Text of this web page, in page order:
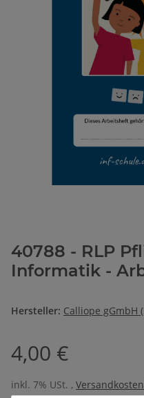
40788 - RLP
Informatik -
Hersteller: Calliope gGmbH
4,00 €
inkl. 7% USt. ,